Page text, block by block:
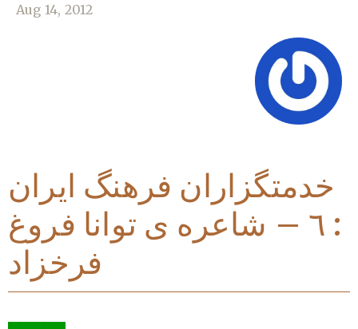
Aug 14, 2012
خدمتگزاران فرهنگ ایران
: ٦ – شاعره ی توانا فروغ
فرخزاد